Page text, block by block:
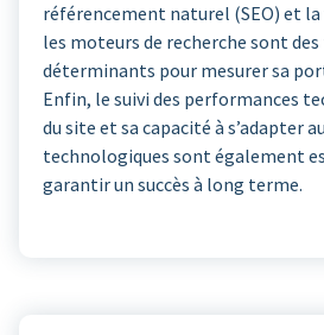
référencement naturel (SEO) et
les moteurs de recherche sont
déterminants pour mesurer sa
Enfin, le suivi des performances
du site et sa capacité à s’adapter
technologiques sont également
garantir un succès à long terme.